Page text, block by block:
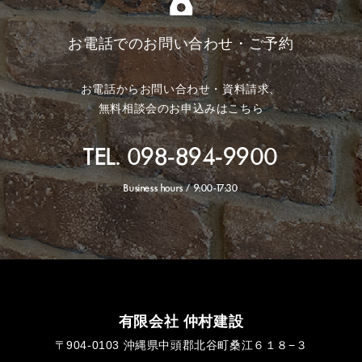
お電話でのお問い合わせ・ご予約
お電話からお問い合わせ・資料請求、
無料相談会のお申込みはこちら
TEL. 098-894-9900
Business hours / 9:00-17:30
有限会社 仲村建設
〒904-0103 沖縄県中頭郡北谷町桑江６１８−３